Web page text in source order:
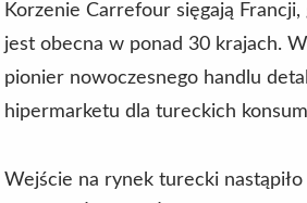
Korzenie Carrefour sięgają
jest obecna w ponad 30 krajach.
pionier nowoczesnego handlu
hipermarketu dla tureckich
Wejście na rynek turecki